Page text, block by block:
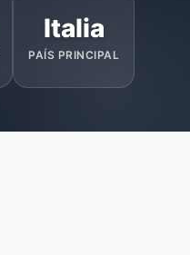
Italia
PAÍS PRINCIPAL